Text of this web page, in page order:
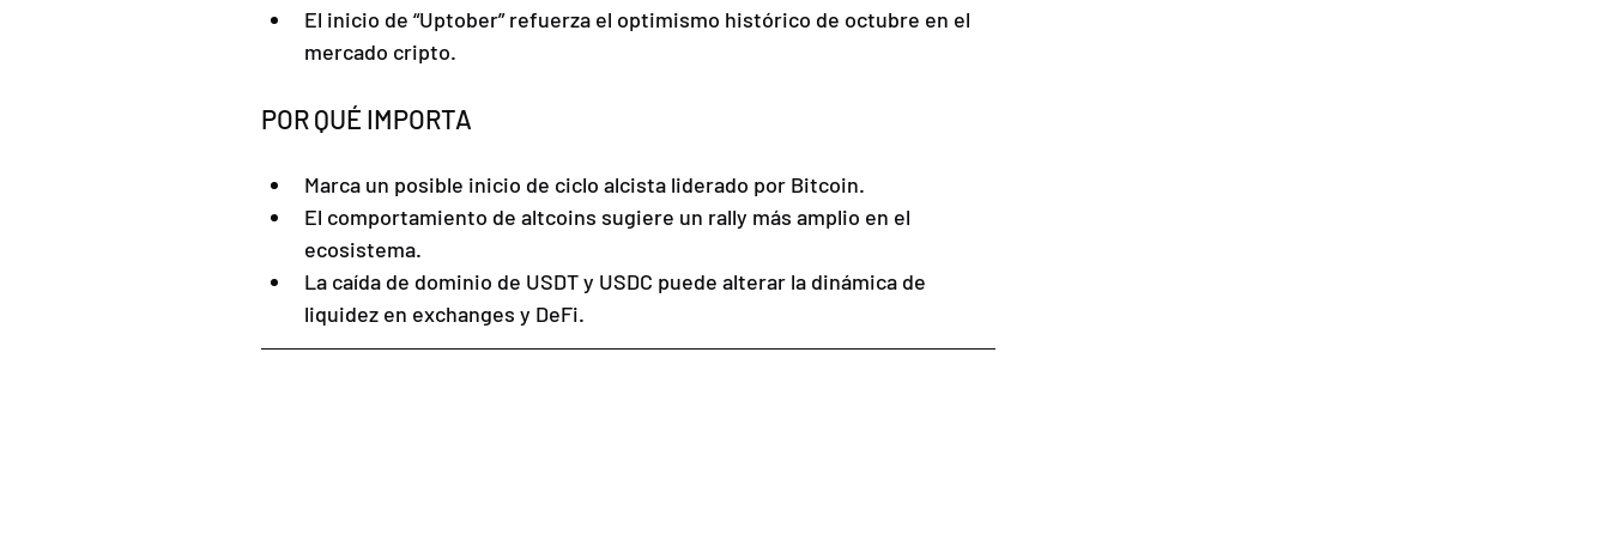
El inicio de “Uptober” refuerza el optimismo histórico de octubre en el
mercado cripto.
POR QUÉ IMPORTA
Marca un posible inicio de ciclo alcista liderado por Bitcoin.
El comportamiento de altcoins sugiere un rally más amplio en el
ecosistema.
La caída de dominio de USDT y USDC puede alterar la dinámica de
liquidez en exchanges y DeFi.